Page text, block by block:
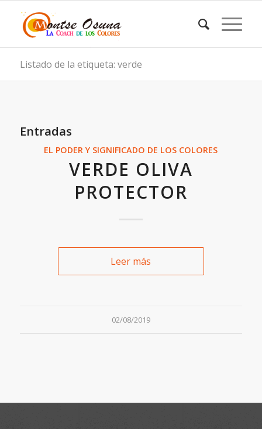
Listado de la etiqueta: verde
Entradas
EL PODER Y SIGNIFICADO DE LOS COLORES
VERDE OLIVA
PROTECTOR
Leer más
02/08/2019